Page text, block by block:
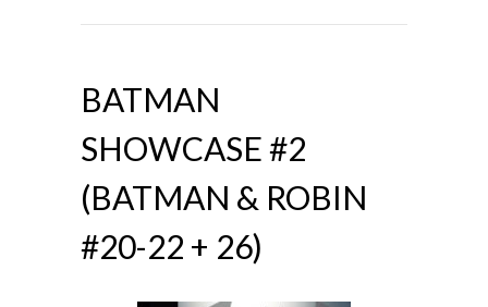
BATMAN
SHOWCASE #2
(BATMAN & ROBIN
#20-22 + 26)